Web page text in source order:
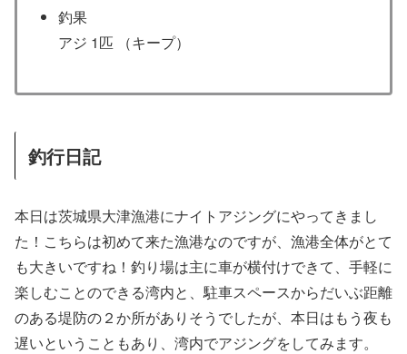
釣果
アジ 1匹 （キープ）
釣行日記
本日は茨城県大津漁港にナイトアジングにやってきまし
た！こちらは初めて来た漁港なのですが、漁港全体がとて
も大きいですね！釣り場は主に車が横付けできて、手軽に
楽しむことのできる湾内と、駐車スペースからだいぶ距離
のある堤防の２か所がありそうでしたが、本日はもう夜も
遅いということもあり、湾内でアジングをしてみます。